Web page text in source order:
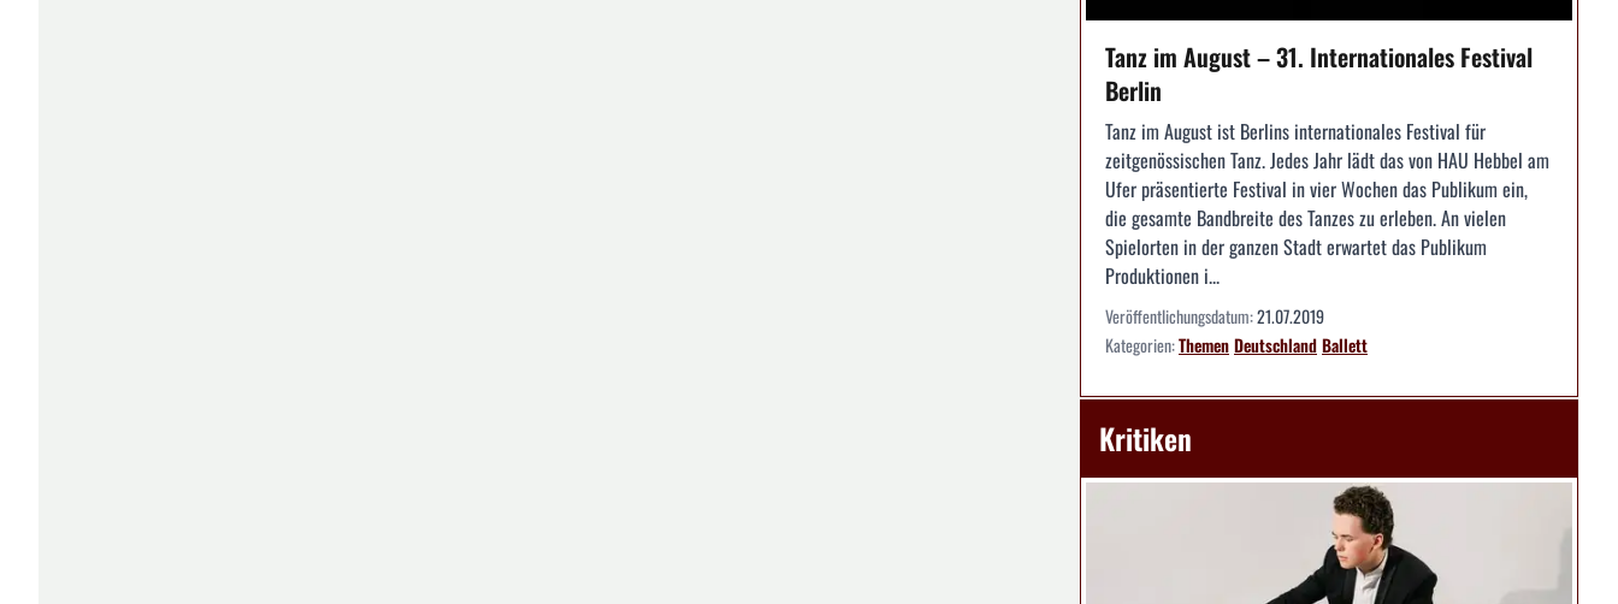
Tanz im August – 31. Internationales Festival
Berlin
Tanz im August ist Berlins internationales Festival für
zeitgenössischen Tanz. Jedes Jahr lädt das von HAU Hebbel am
Ufer präsentierte Festival in vier Wochen das Publikum ein,
die gesamte Bandbreite des Tanzes zu erleben. An vielen
Spielorten in der ganzen Stadt erwartet das Publikum
Produktionen i...
Veröffentlichungsdatum:21.07.2019
Kategorien:ThemenDeutschlandBallett
Kritiken